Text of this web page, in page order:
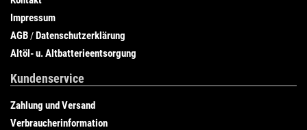
Impressum
AGB /Datenschutzerklärung
Altöl- u. Altbatterieentsorgung
Kundenservice
Zahlung und Versand
Verbraucherinformation